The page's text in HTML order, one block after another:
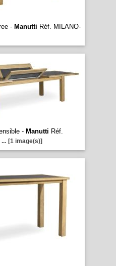
- Manutti Réf. MILANO-
- Manutti Réf.
... [1 image(s)]